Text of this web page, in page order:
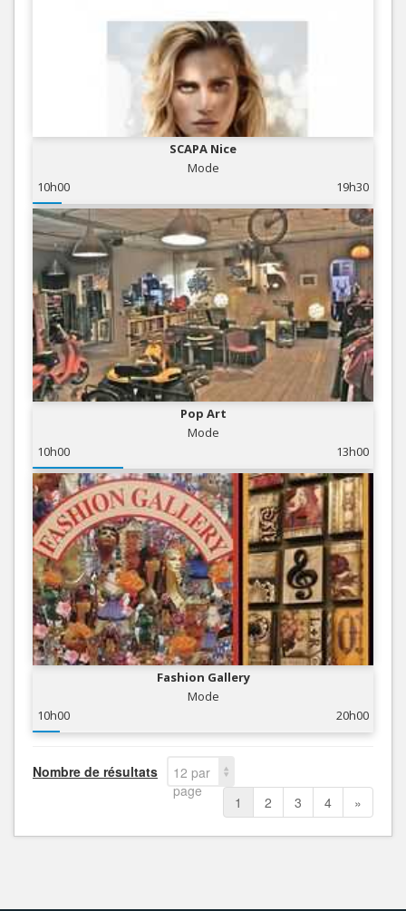
SCAPA Nice
Mode
10h00
19h30
Pop Art
Mode
10h00
13h00
Fashion Gallery
Mode
10h00
20h00
Nombre de résultats
12 par
page
1 2 3 4 »